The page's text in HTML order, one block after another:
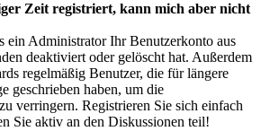
Zeit registriert, kann mich aber nicht
ein Administrator Ihr Benutzerkonto aus
deaktiviert oder gelöscht hat. Außerdem
regelmäßig Benutzer, die für längere
geschrieben haben, um die
verringern. Registrieren Sie sich einfach
Sie aktiv an den Diskussionen teil!